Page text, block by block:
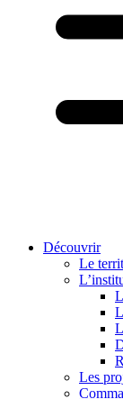
Découvrir
Le
Les